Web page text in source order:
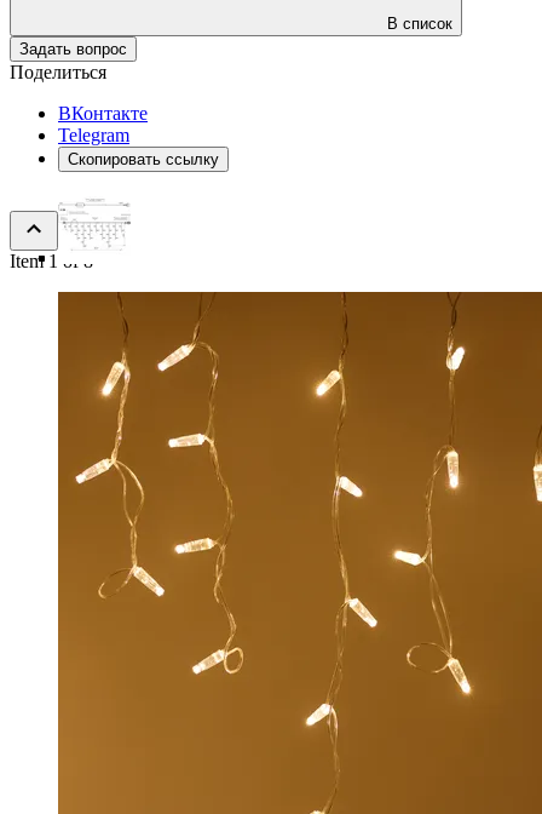
В список
Задать вопрос
Поделиться
ВКонтакте
Telegram
Скопировать ссылку
Item 1 of 8